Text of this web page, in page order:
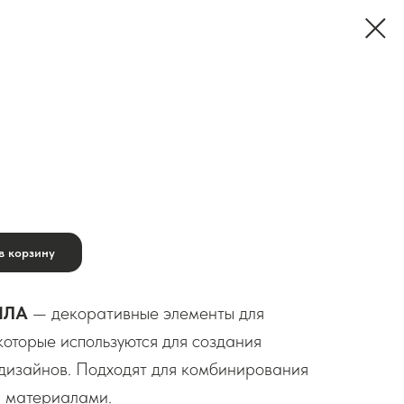
корзину
— декоративные элементы для
используются для создания
Подходят для комбинирования
материалами.